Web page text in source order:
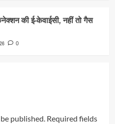
की ई-केवाईसी, नहीं तो गैस
0
published. Required fields